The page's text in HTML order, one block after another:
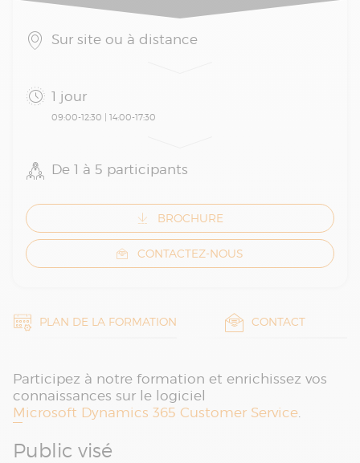
Sur site ou à distance
1 jour
09:00-12:30 | 14:00-17:30
De 1 à 5 participants
BROCHURE
CONTACTEZ-NOUS
PLAN DE LA FORMATION CONTACT
Participez à notre formation et enrichissez vos
connaissances sur le logiciel
Microsoft Dynamics 365 Customer Service.
Public visé